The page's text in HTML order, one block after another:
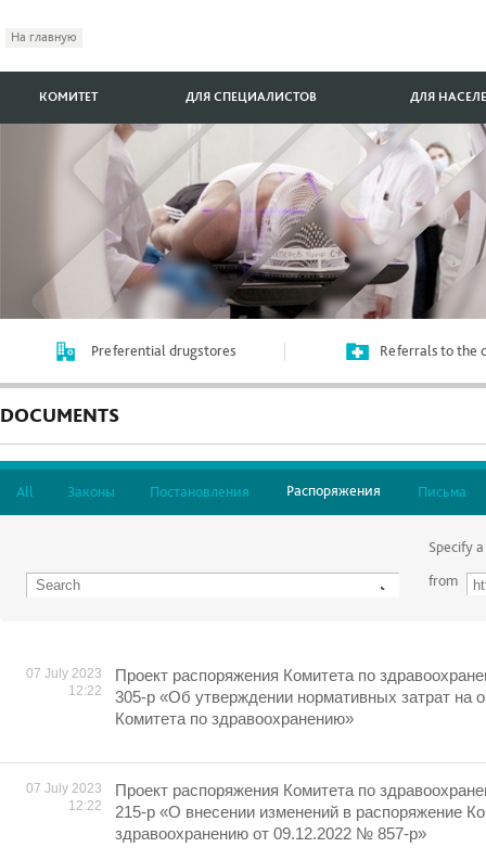
На главную
КОМИТЕТ ДЛЯ СПЕЦИАЛИСТОВ ДЛЯ
Preferential drugstores Referrals to the
DOCUMENTS
All Законы Постановления Распоряжения Письма
Specify
from
07 July 2023
12:22
Проект распоряжения Комитета по
305-р «Об утверждении нормативных затрат на
Комитета по здравоохранению»
07 July 2023
12:22
Проект распоряжения Комитета по
215-р «О внесении изменений в распоряжение
здравоохранению от 09.12.2022 № 857-р»